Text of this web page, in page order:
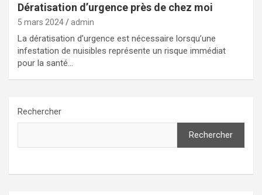
Dératisation d’urgence près de chez moi
5 mars 2024 admin
La dératisation d’urgence est nécessaire lorsqu’une
infestation de nuisibles représente un risque immédiat
pour la santé…
Rechercher
Rechercher